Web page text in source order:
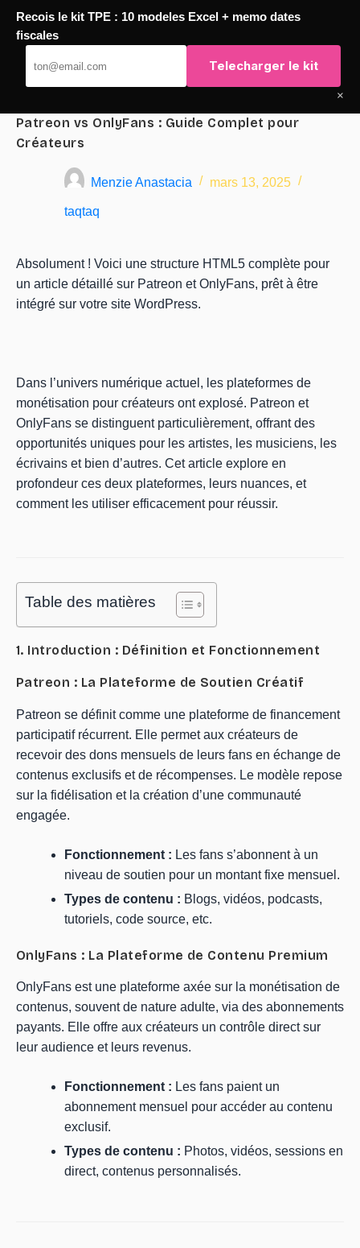
Passer
au
contenu
TaqTaq
Patreon vs OnlyFans : Guide Complet pour
Créateurs
Menzie Anastacia mars 13, 2025
taqtaq
Absolument ! Voici une structure HTML5 complète pour
un article détaillé sur Patreon et OnlyFans, prêt à être
intégré sur votre site WordPress.
Dans l’univers numérique actuel, les plateformes de
monétisation pour créateurs ont explosé. Patreon et
OnlyFans se distinguent particulièrement, offrant des
opportunités uniques pour les artistes, les musiciens, les
écrivains et bien d’autres. Cet article explore en
profondeur ces deux plateformes, leurs nuances, et
comment les utiliser efficacement pour réussir.
Table des matières
1. Introduction : Définition et Fonctionnement
Patreon : La Plateforme de Soutien Créatif
Patreon se définit comme une plateforme de financement
participatif récurrent. Elle permet aux créateurs de
recevoir des dons mensuels de leurs fans en échange de
contenus exclusifs et de récompenses. Le modèle repose
sur la fidélisation et la création d’une communauté
engagée.
Fonctionnement : Les fans s’abonnent à un
niveau de soutien pour un montant fixe mensuel.
Types de contenu : Blogs, vidéos, podcasts,
tutoriels, code source, etc.
OnlyFans : La Plateforme de Contenu Premium
OnlyFans est une plateforme axée sur la monétisation de
contenus, souvent de nature adulte, via des abonnements
payants. Elle offre aux créateurs un contrôle direct sur
leur audience et leurs revenus.
Fonctionnement : Les fans paient un
abonnement mensuel pour accéder au contenu
exclusif.
Types de contenu : Photos, vidéos, sessions en
direct, contenus personnalisés.
Recois le kit TPE : 10 modeles Excel + memo dates
fiscales
Telecharger le kit
×